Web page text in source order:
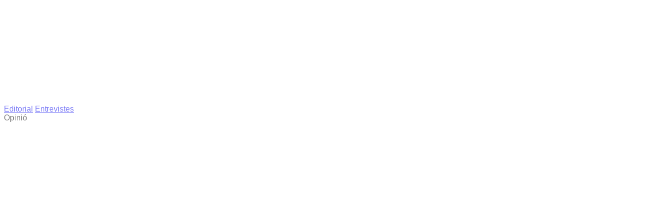
Editorial
Entrevistes
Opinió